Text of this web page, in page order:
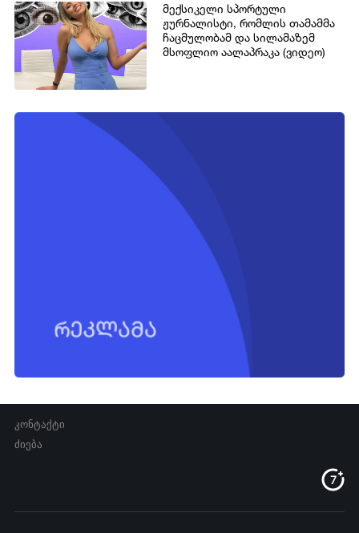
მექსიკელი სპორტული
ჟურნალისტი, რომლის თამამმა
ჩაცმულობამ და სილამაზემ
მსოფლიო აალაპრაკა (ვიდეო)
კონტაქტი
ძიება